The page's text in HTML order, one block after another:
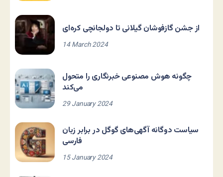
از جشن گازفوشان گیلانی تا دولجانچی کره‌ای
14 March 2024
چگونه هوش مصنوعی خبرنگاری را متحول
می‌کند
29 January 2024
سیاست دوگانه آگهی‌های گوگل در برابر زبان
فارسی
15 January 2024